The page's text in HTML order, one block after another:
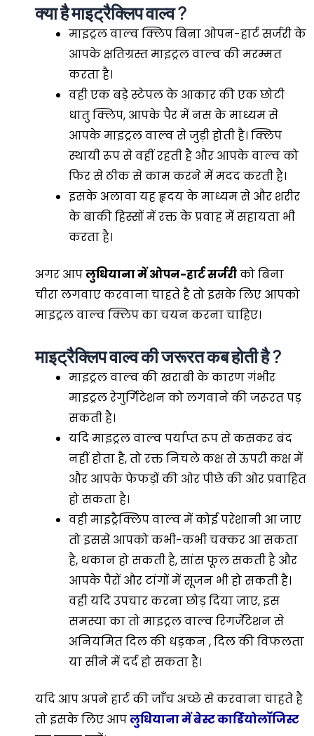
क्या है माइट्रैक्लिप वाल्व ?
माइट्रल वाल्व क्लिप बिना ओपन-हार्ट सर्जरी के
आपके क्षतिग्रस्त माइट्रल वाल्व की मरम्मत
करता है।
वही एक बड़े स्टेपल के आकार की एक छोटी
धातु क्लिप, आपके पैर में नस के माध्यम से
आपके माइट्रल वाल्व से जुड़ी होती है। क्लिप
स्थायी रूप से वहीं रहती है और आपके वाल्व को
फिर से ठीक से काम करने में मदद करती है।
इसके अलावा यह हृदय के माध्यम से और शरीर
के बाकी हिस्सों में रक्त के प्रवाह में सहायता भी
करता है।
अगर आपलुधियाना में ओपन-हार्ट सर्जरीको बिना
चीरा लगवाए करवाना चाहते है तो इसके लिए आपको
माइट्रल वाल्व क्लिप का चयन करना चाहिए।
माइट्रैक्लिप वाल्व की जरूरत कब होती है ?
माइट्रल वाल्व की खराबी के कारण गंभीर
माइट्रल रेगुर्गिटेशन को लगवाने की जरूरत पड़
सकती है।
यदि माइट्रल वाल्व पर्याप्त रूप से कसकर बंद
नहीं होता है, तो रक्त निचले कक्ष से ऊपरी कक्ष में
और आपके फेफड़ों की ओर पीछे की ओर प्रवाहित
हो सकता है।
वही माइट्रैक्लिप वाल्व में कोई परेशानी आ जाए
तो इससे आपको कभी-कभी चक्कर आ सकता
है, थकान हो सकती है, सांस फूल सकती है और
आपके पैरों और टांगों में सूजन भी हो सकती है।
वही यदि उपचार करना छोड़ दिया जाए, इस
समस्या का तो माइट्रल वाल्व रिगर्जेटेशन से
अनियमित दिल की धड़कन , दिल की विफलता
या सीने में दर्द हो सकता है।
यदि आप अपने हार्ट की जाँच अच्छे से करवाना चाहते है
तो इसके लिए आपलुधियाना में बेस्ट कार्डियोलॉजिस्ट